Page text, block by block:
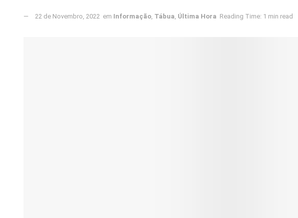
22 de Novembro, 2022 em Informação, Tábua, Última Hora Reading Time: 1 min read